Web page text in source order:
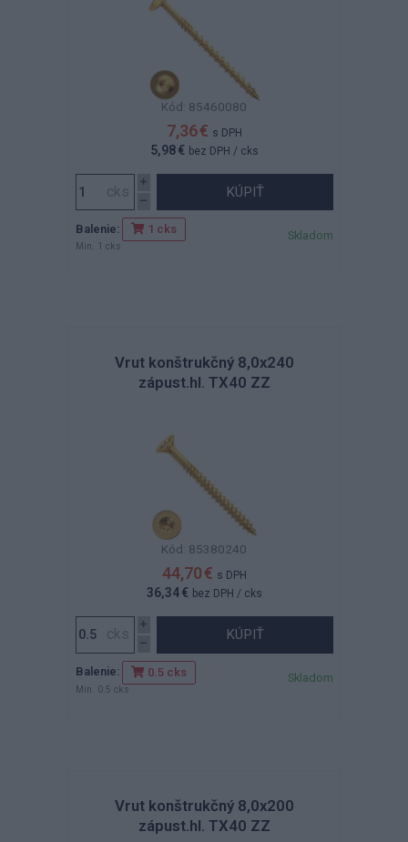
Kód: 85460080
7,36 € s DPH
5,98 € bez DPH / cks
KÚPIŤ
Balenie: 1 cks
Min. 1 cks
Skladom
Vrut konštrukčný 8,0x240
zápust.hl. TX40 ZZ
Kód: 85380240
44,70 € s DPH
36,34 € bez DPH / cks
KÚPIŤ
Balenie: 0.5 cks
Min. 0.5 cks
Skladom
Vrut konštrukčný 8,0x200
zápust.hl. TX40 ZZ